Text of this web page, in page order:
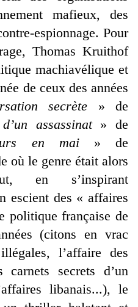
mafieux, des
espionnage. Pour
Thomas Kruithof
machiavélique et
de ceux des années
secrète » de
assassinat» de
en mai» de
où le genre était alors
en s’inspirant
escient des « affaires
politique française de
(citons en vrac
l’affaire des
secrets d’un
libanais...), le